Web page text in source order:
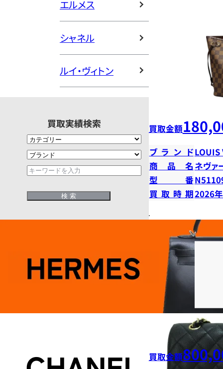
エルメス
シャネル
ルイ・ヴィトン
買取実績検索 買取金額
ブランドLOUIS
商品名 ネヴァ
型番
買取時期2026
買取金額